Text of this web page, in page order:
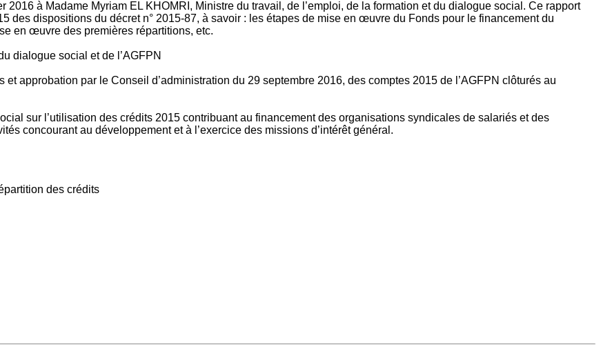
à Madame Myriam EL KHOMRI, Ministre du travail, de l’emploi, de la formation et du dialogue social. Ce rapport
des dispositions du décret n° 2015-87, à savoir : les étapes de mise en œuvre du Fonds pour le financement du
en œuvre des premières répartitions, etc.
dialogue social et de l’AGFPN
approbation par le Conseil d’administration du 29 septembre 2016, des comptes 2015 de l’AGFPN clôturés au
sur l’utilisation des crédits 2015 contribuant au financement des organisations syndicales de salariés et des
concourant au développement et à l’exercice des missions d’intérêt général.
des crédits